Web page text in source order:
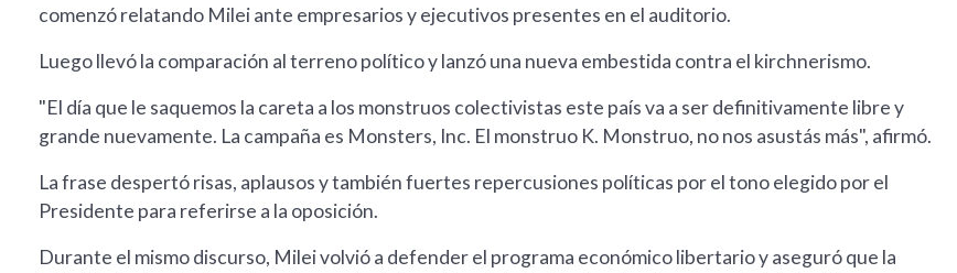
comenzó relatando Milei ante empresarios y ejecutivos presentes en el auditorio.
Luego llevó la comparación al terreno político y lanzó una nueva embestida contra el kirchnerismo.
"El día que le saquemos la careta a los monstruos colectivistas este país va a ser definitivamente libre y
grande nuevamente. La campaña es Monsters, Inc. El monstruo K. Monstruo, no nos asustás más", afirmó.
La frase despertó risas, aplausos y también fuertes repercusiones políticas por el tono elegido por el
Presidente para referirse a la oposición.
Durante el mismo discurso, Milei volvió a defender el programa económico libertario y aseguró que la